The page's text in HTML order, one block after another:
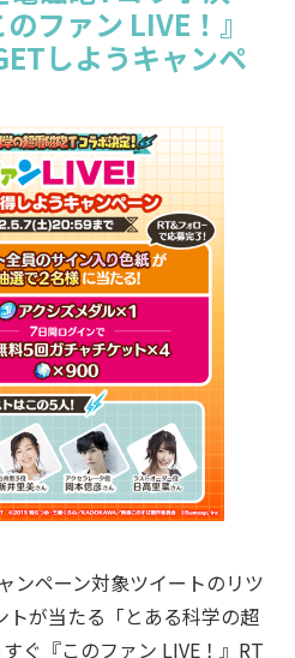
ファン LIVE！』
しようキャンペ
ンペーン対象ツイートのリツ
が当たる「とある科学の超
ぐ『このファン LIVE！』RT